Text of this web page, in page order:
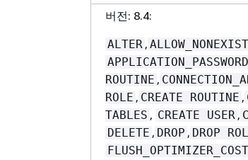
버전: 8.4:
ALTER ,
ROUTINE ,
ROLE , CREATE ROUTINE ,
TABLES , CREATE USER ,
DELETE , DROP , DROP